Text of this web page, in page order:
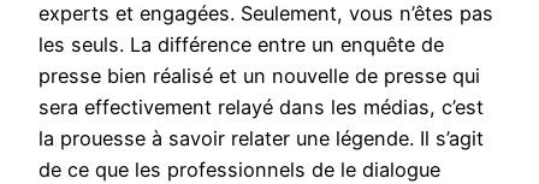
experts et engagées. Seulement, vous n’êtes pas
les seuls. La différence entre un enquête de
presse bien réalisé et un nouvelle de presse qui
sera effectivement relayé dans les médias, c’est
la prouesse à savoir relater une légende. Il s’agit
de ce que les professionnels de le dialogue